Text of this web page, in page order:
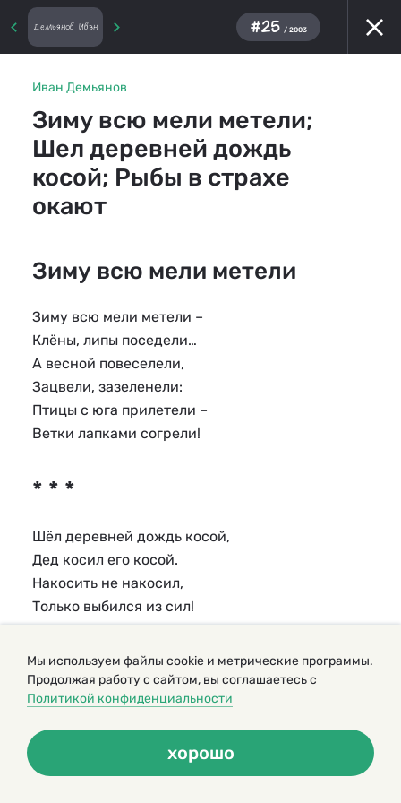
Демьянов Иван #25 / 2003
Иван Демьянов
Зиму всю мели метели;
Шел деревней дождь
косой; Рыбы в страхе
окают
Зиму всю мели метели
Зиму всю мели метели –
Клёны, липы поседели…
А весной повеселели,
Зацвели, зазеленели:
Птицы с юга прилетели –
Ветки лапками согрели!
* * *
Шёл деревней дождь косой,
Дед косил его косой.
Накосить не накосил,
Только выбился из сил!
Рыбы в страхе окают
Рыбы в страхе окают…
Посудите сами:
Запряжённом в сани!
Мы используем файлы cookie и метрические программы.
Продолжая работу с сайтом, вы соглашаетесь с
Политикой конфиденциальности
хорошо